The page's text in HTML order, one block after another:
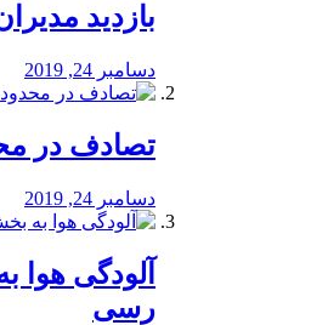
بازدید
دسامبر 24, 2019
تصادف در
دسامبر 24, 2019
آلودگی هوا
رسی